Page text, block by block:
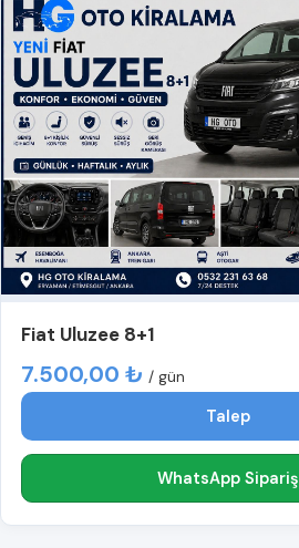
Fiat Uluzee 8+1
7.500,00 ₺ / gün
Talep
WhatsApp Sipariş